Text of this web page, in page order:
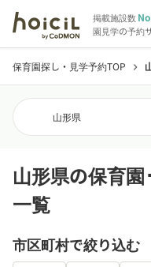
掲載施設数
園見学の予約
保育園探し・見学予約TOP chevron_right
山形県
山形県の保育
一覧
市区町村で絞り込む